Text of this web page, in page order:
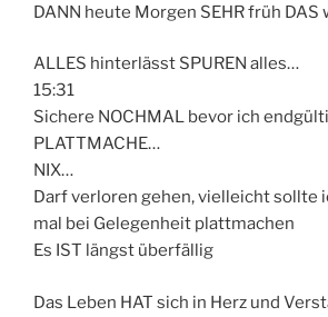
DANN heute Morgen SEHR früh DAS
ALLES hinterlässt SPUREN alles…
15:31
Sichere NOCHMAL bevor ich
PLATTMACHE…
NIX…
Darf verloren gehen, vielleicht sollte
mal bei Gelegenheit plattmachen
Es IST längst überfällig
Das Leben HAT sich in Herz und